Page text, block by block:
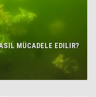
MÜCADELE EDILIR?